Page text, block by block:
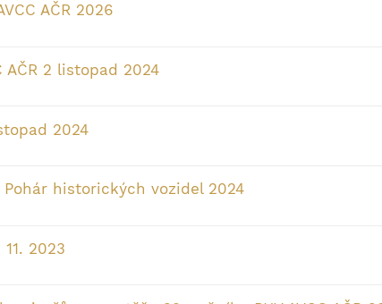
AČR 2026
AČR 2 listopad 2024
2024
historických vozidel 2024
2023